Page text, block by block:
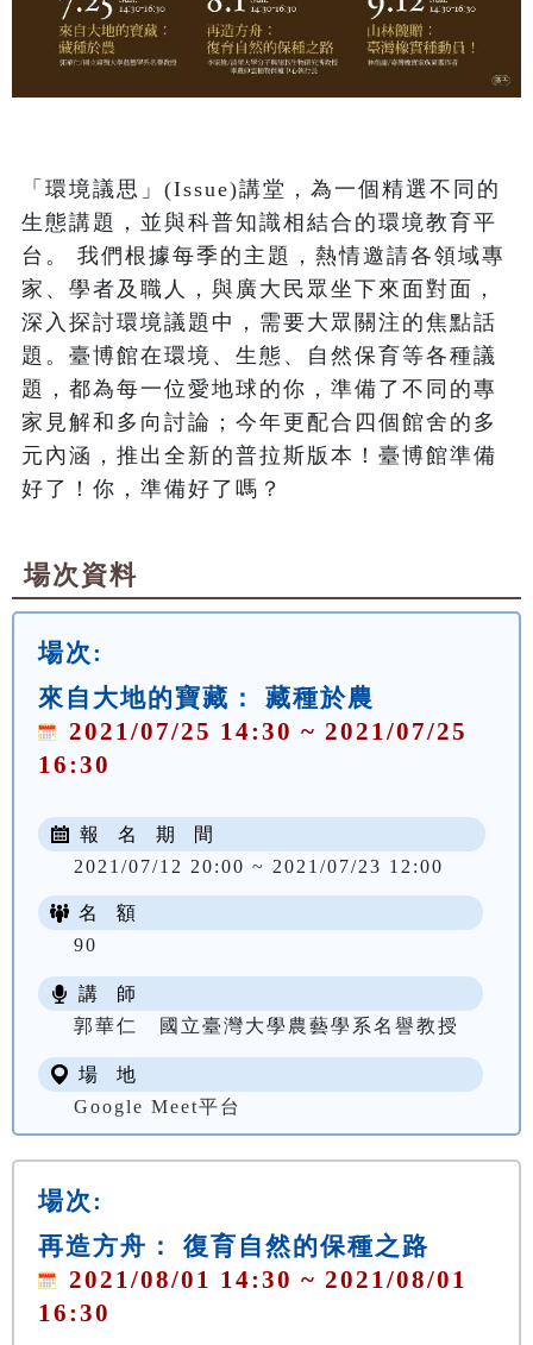
「環境議思」(Issue)講堂，為一個精選不同的
生態講題，並與科普知識相結合的環境教育平
台。 我們根據每季的主題，熱情邀請各領域專
家、學者及職人，與廣大民眾坐下來面對面，
深入探討環境議題中，需要大眾關注的焦點話
題。臺博館在環境、生態、自然保育等各種議
題，都為每一位愛地球的你，準備了不同的專
家見解和多向討論；今年更配合四個館舍的多
元內涵，推出全新的普拉斯版本！臺博館準備
好了！你，準備好了嗎？
場次資料
場次:
來自大地的寶藏： 藏種於農
2021/07/25 14:30 ~ 2021/07/25
16:30
報 名 期 間
2021/07/12 20:00 ~ 2021/07/23 12:00
名 額
90
講 師
郭華仁 國立臺灣大學農藝學系名譽教授
場 地
Google Meet平台
場次:
再造方舟： 復育自然的保種之路
2021/08/01 14:30 ~ 2021/08/01
16:30